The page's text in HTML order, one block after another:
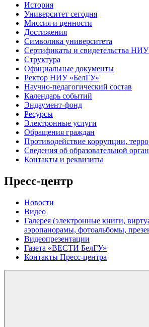
История
Университет сегодня
Миссия и ценности
Достижения
Символика университета
Сертификаты и свидетельства
Структура
Официальные документы
Ректор НИУ «БелГУ»
Научно-педагогический состав
Календарь событий
Эндаумент-фонд
Ресурсы
Электронные услуги
Обращения граждан
Противодействие коррупции,
Сведения об образовательной
Контакты и реквизиты
Пресс-центр
Новости
Видео
Галерея (электронные книги,
аэропанорамы, фотоальбомы,
Видеопрезентации
Газета «ВЕСТИ БелГУ»
Контакты Пресс-центра